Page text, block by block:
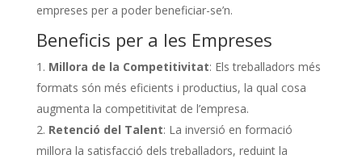
empreses per a poder beneficiar-se’n.
Beneficis per a les Empreses
Millora de la Competitivitat: Els treballadors més
formats són més eficients i productius, la qual cosa
augmenta la competitivitat de l’empresa.
Retenció del Talent: La inversió en formació
millora la satisfacció dels treballadors, reduint la